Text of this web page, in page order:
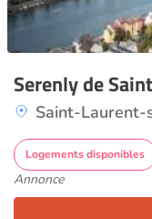
Serenly de
Saint-Laurent-
Logements disponibles
Annonce